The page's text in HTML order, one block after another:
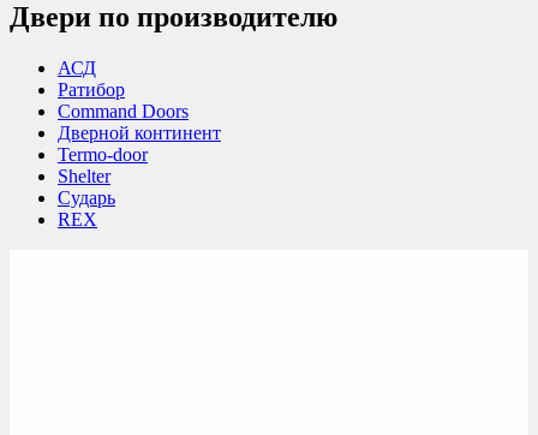
Двери по производителю
АСД
Ратибор
Command Doors
Дверной континент
Termo-door
Shelter
Сударь
REX